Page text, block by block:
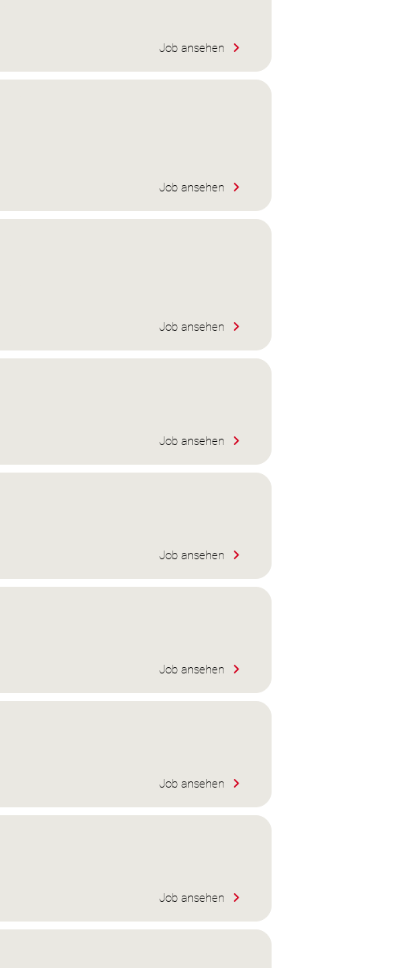
Job ansehen
Job ansehen
Job ansehen
Job ansehen
Job ansehen
Job ansehen
Job ansehen
Job ansehen